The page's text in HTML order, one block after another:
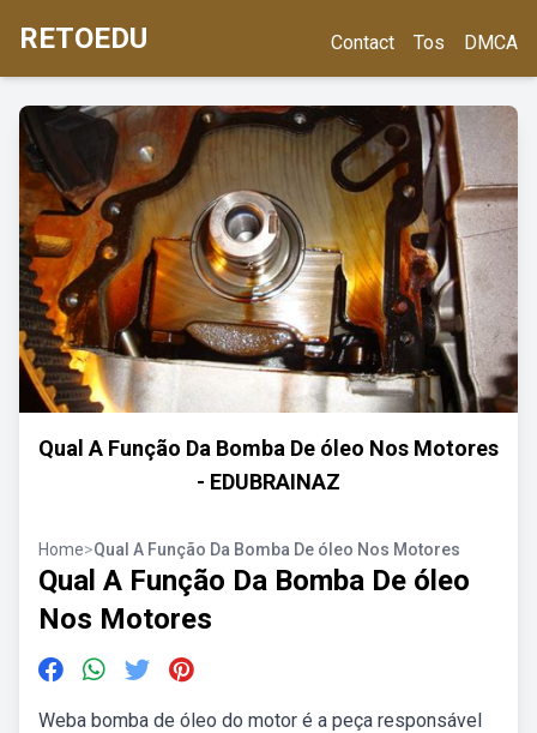
RETOEDU Contact Tos DMCA
Qual A Função Da Bomba De óleo Nos Motores
- EDUBRAINAZ
Home>Qual A Função Da Bomba De óleo Nos Motores
Qual A Função Da Bomba De óleo
Nos Motores
Weba bomba de óleo do motor é a peça responsável